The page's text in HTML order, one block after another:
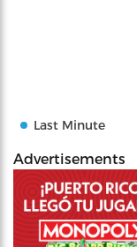
Last Minute
Advertisements